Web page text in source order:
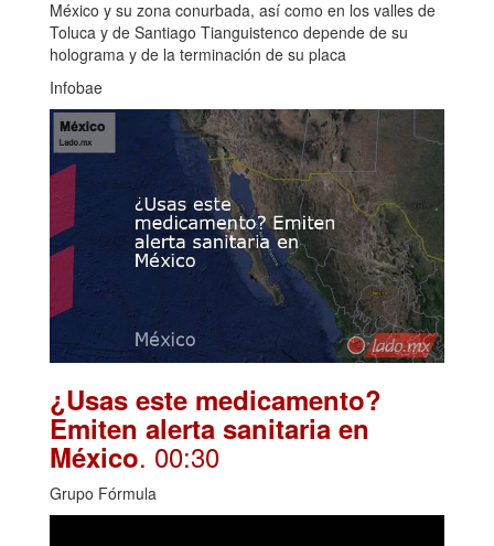
México y su zona conurbada, así como en los valles de
Toluca y de Santiago Tianguistenco depende de su
holograma y de la terminación de su placa
Infobae
¿Usas este medicamento?
Emiten alerta sanitaria en
México. 00:30
Grupo Fórmula